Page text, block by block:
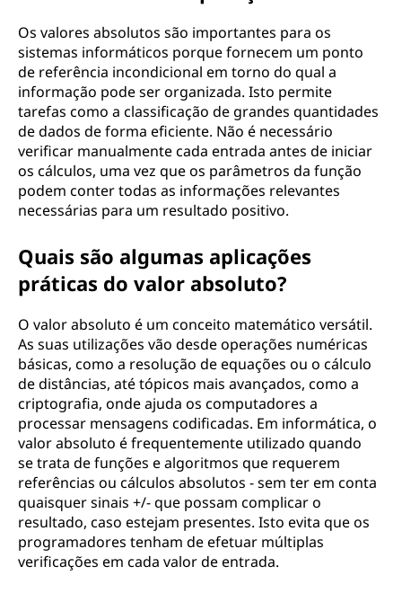
Os valores absolutos são importantes para os
sistemas informáticos porque fornecem um ponto
de referência incondicional em torno do qual a
informação pode ser organizada. Isto permite
tarefas como a classificação de grandes quantidades
de dados de forma eficiente. Não é necessário
verificar manualmente cada entrada antes de iniciar
os cálculos, uma vez que os parâmetros da função
podem conter todas as informações relevantes
necessárias para um resultado positivo.
Quais são algumas aplicações
práticas do valor absoluto?
O valor absoluto é um conceito matemático versátil.
As suas utilizações vão desde operações numéricas
básicas, como a resolução de equações ou o cálculo
de distâncias, até tópicos mais avançados, como a
criptografia, onde ajuda os computadores a
processar mensagens codificadas. Em informática, o
valor absoluto é frequentemente utilizado quando
se trata de funções e algoritmos que requerem
referências ou cálculos absolutos - sem ter em conta
quaisquer sinais +/- que possam complicar o
resultado, caso estejam presentes. Isto evita que os
programadores tenham de efetuar múltiplas
verificações em cada valor de entrada.